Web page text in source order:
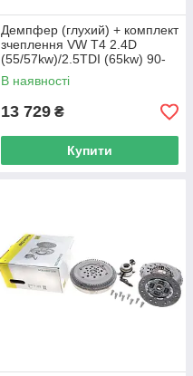
Демпфер (глухий) + комплект
зчеплення VW T4 2.4D
(55/57kw)/2.5TDI (65kw) 90-
03 (+вижимний)(d=22
ADV183086 UA62
В наявності
13 729 ₴
Купити